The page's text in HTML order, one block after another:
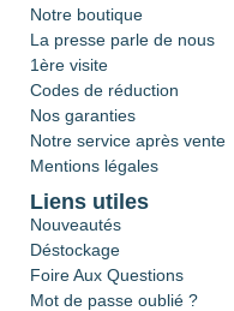
Notre boutique
La presse parle de nous
1ère visite
Codes de réduction
Nos garanties
Notre service après vente
Mentions légales
Liens utiles
Nouveautés
Déstockage
Foire Aux Questions
Mot de passe oublié ?